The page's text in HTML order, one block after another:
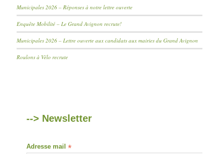
Municipales 2026 – Réponses à notre lettre ouverte
Enquête Mobilité – Le Grand Avignon recrute!
Municipales 2026 – Lettre ouverte aux candidats aux mairies du Grand Avignon
Roulons à Vélo recrute
--> Newsletter
Adresse mail *